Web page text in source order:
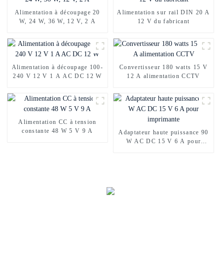
Alimentation à découpage 20
W, 24 W, 36 W, 12 V, 2 A
Alimentation sur rail DIN 20 A
12 V du fabricant
Alimentation à découpage 100-
240 V 12 V 1 A AC DC 12 W
Convertisseur 180 watts 15 V
12 A alimentation CCTV
Alimentation CC à tension
constante 48 W 5 V 9 A
Adaptateur haute puissance 90
W AC DC 15 V 6 A pour